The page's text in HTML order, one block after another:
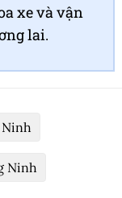
xe và vận
lai.
Ninh
Ninh